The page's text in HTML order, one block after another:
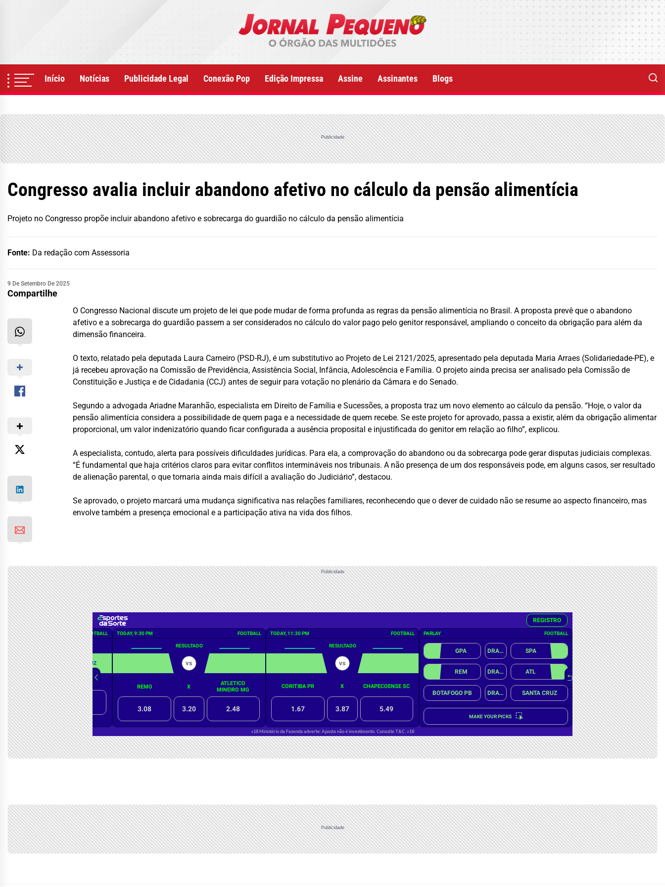
Início Notícias Publicidade Legal Conexão Pop Edição Impressa Assine Assinantes Blogs
Publicidade
Congresso avalia incluir abandono afetivo no cálculo da pensão alimentícia
Projeto no Congresso propõe incluir abandono afetivo e sobrecarga do guardião no cálculo da pensão alimentícia
Fonte: Da redação com Assessoria
9 De Setembro De 2025
Compartilhe
O Congresso Nacional discute um projeto de lei que pode mudar de forma profunda as regras da pensão alimentícia no Brasil. A proposta prevê que o abandono
afetivo e a sobrecarga do guardião passem a ser considerados no cálculo do valor pago pelo genitor responsável, ampliando o conceito da obrigação para além da
dimensão financeira.
O texto, relatado pela deputada Laura Carneiro (PSD-RJ), é um substitutivo ao Projeto de Lei 2121/2025, apresentado pela deputada Maria Arraes (Solidariedade-PE), e
já recebeu aprovação na Comissão de Previdência, Assistência Social, Infância, Adolescência e Família. O projeto ainda precisa ser analisado pela Comissão de
Constituição e Justiça e de Cidadania (CCJ) antes de seguir para votação no plenário da Câmara e do Senado.
Segundo a advogada Ariadne Maranhão, especialista em Direito de Família e Sucessões, a proposta traz um novo elemento ao cálculo da pensão. “Hoje, o valor da
pensão alimentícia considera a possibilidade de quem paga e a necessidade de quem recebe. Se este projeto for aprovado, passa a existir, além da obrigação alimentar
proporcional, um valor indenizatório quando ficar configurada a ausência proposital e injustificada do genitor em relação ao filho”, explicou.
A especialista, contudo, alerta para possíveis dificuldades jurídicas. Para ela, a comprovação do abandono ou da sobrecarga pode gerar disputas judiciais complexas.
“É fundamental que haja critérios claros para evitar conflitos intermináveis nos tribunais. A não presença de um dos responsáveis pode, em alguns casos, ser resultado
de alienação parental, o que tornaria ainda mais difícil a avaliação do Judiciário”, destacou.
Se aprovado, o projeto marcará uma mudança significativa nas relações familiares, reconhecendo que o dever de cuidado não se resume ao aspecto financeiro, mas
envolve também a presença emocional e a participação ativa na vida dos filhos.
Publicidade
Publicidade